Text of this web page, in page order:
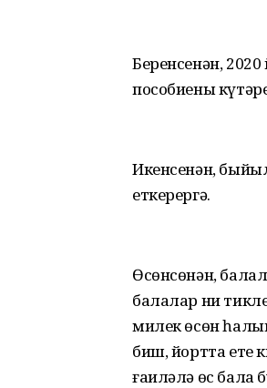
Беренсенән,
пособиены
Икенсенән,
еткерергә.
Өсөнсөнән,
балалар ни
милек өсөн
биш, йортта ете
ғаиләлә өс бала